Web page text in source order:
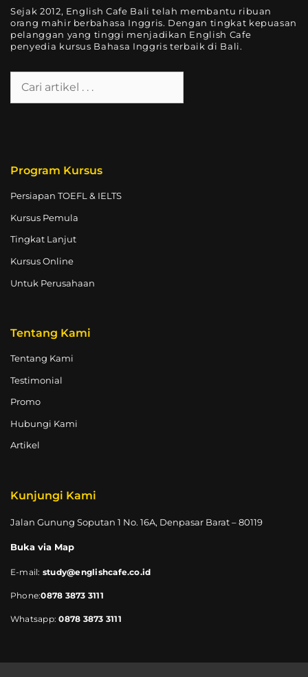
Sejak 2012, English Cafe Bali telah membantu ribuan
orang mahir berbahasa Inggris. Dengan tingkat kepuasan
pelanggan yang tinggi menjadikan English Cafe
penyedia kursus Bahasa Inggris terbaik di Bali.
Program Kursus
Persiapan TOEFL & IELTS
Kursus Pemula
Tingkat Lanjut
Kursus Online
Untuk Perusahaan
Tentang Kami
Tentang Kami
Testimonial
Promo
Hubungi Kami
Artikel
Kunjungi Kami
Jalan Gunung Soputan 1 No. 16A, Denpasar Barat – 80119
Buka via Map
E-mail: study@englishcafe.co.id
Phone:0878 3873 3111
Whatsapp:0878 3873 3111